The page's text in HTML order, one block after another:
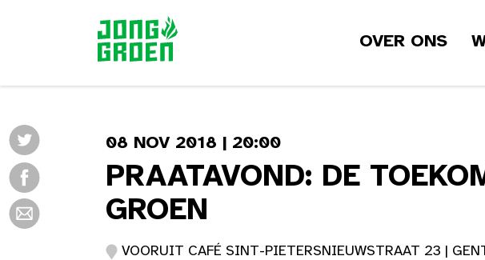
OVER ONS
08 NOV 2018 | 20:00
PRAATAVOND: DE
GROEN
VOORUIT CAFÉ SINT-PIETERSNIEUWSTRAAT 23 |